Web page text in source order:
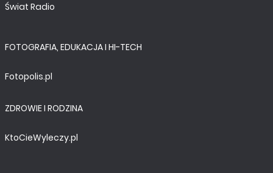
Świat Radio
FOTOGRAFIA, EDUKACJA I HI-TECH
Fotopolis.pl
ZDROWIE I RODZINA
KtoCieWyleczy.pl